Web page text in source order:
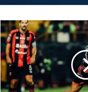
Alajuelense
se
queda
corto
ante
Pumas
en